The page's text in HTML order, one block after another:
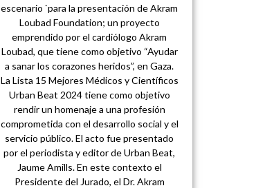
escenario `para la presentación de Akram
Loubad Foundation; un proyecto
emprendido por el cardiólogo Akram
Loubad, que tiene como objetivo “Ayudar
a sanar los corazones heridos”, en Gaza.
La Lista 15 Mejores Médicos y Científicos
Urban Beat 2024 tiene como objetivo
rendir un homenaje a una profesión
comprometida con el desarrollo social y el
servicio público. El acto fue presentado
por el periodista y editor de Urban Beat,
Jaume Amills. En este contexto el
Presidente del Jurado, el Dr. Akram